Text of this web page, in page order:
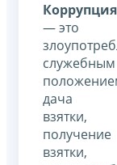
Коррупция
— это
служебным
дача
взятки,
получение
взятки,